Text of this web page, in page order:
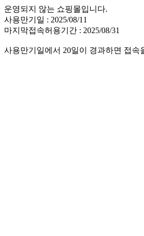
운영되지 않는 쇼핑몰입니다.
사용만기일 : 2025/08/11
마지막접속허용기간 : 2025/08/31
사용만기일에서 20일이 경과하면 접속